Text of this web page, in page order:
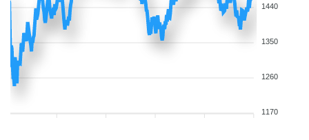
1440
1350
1260
1170